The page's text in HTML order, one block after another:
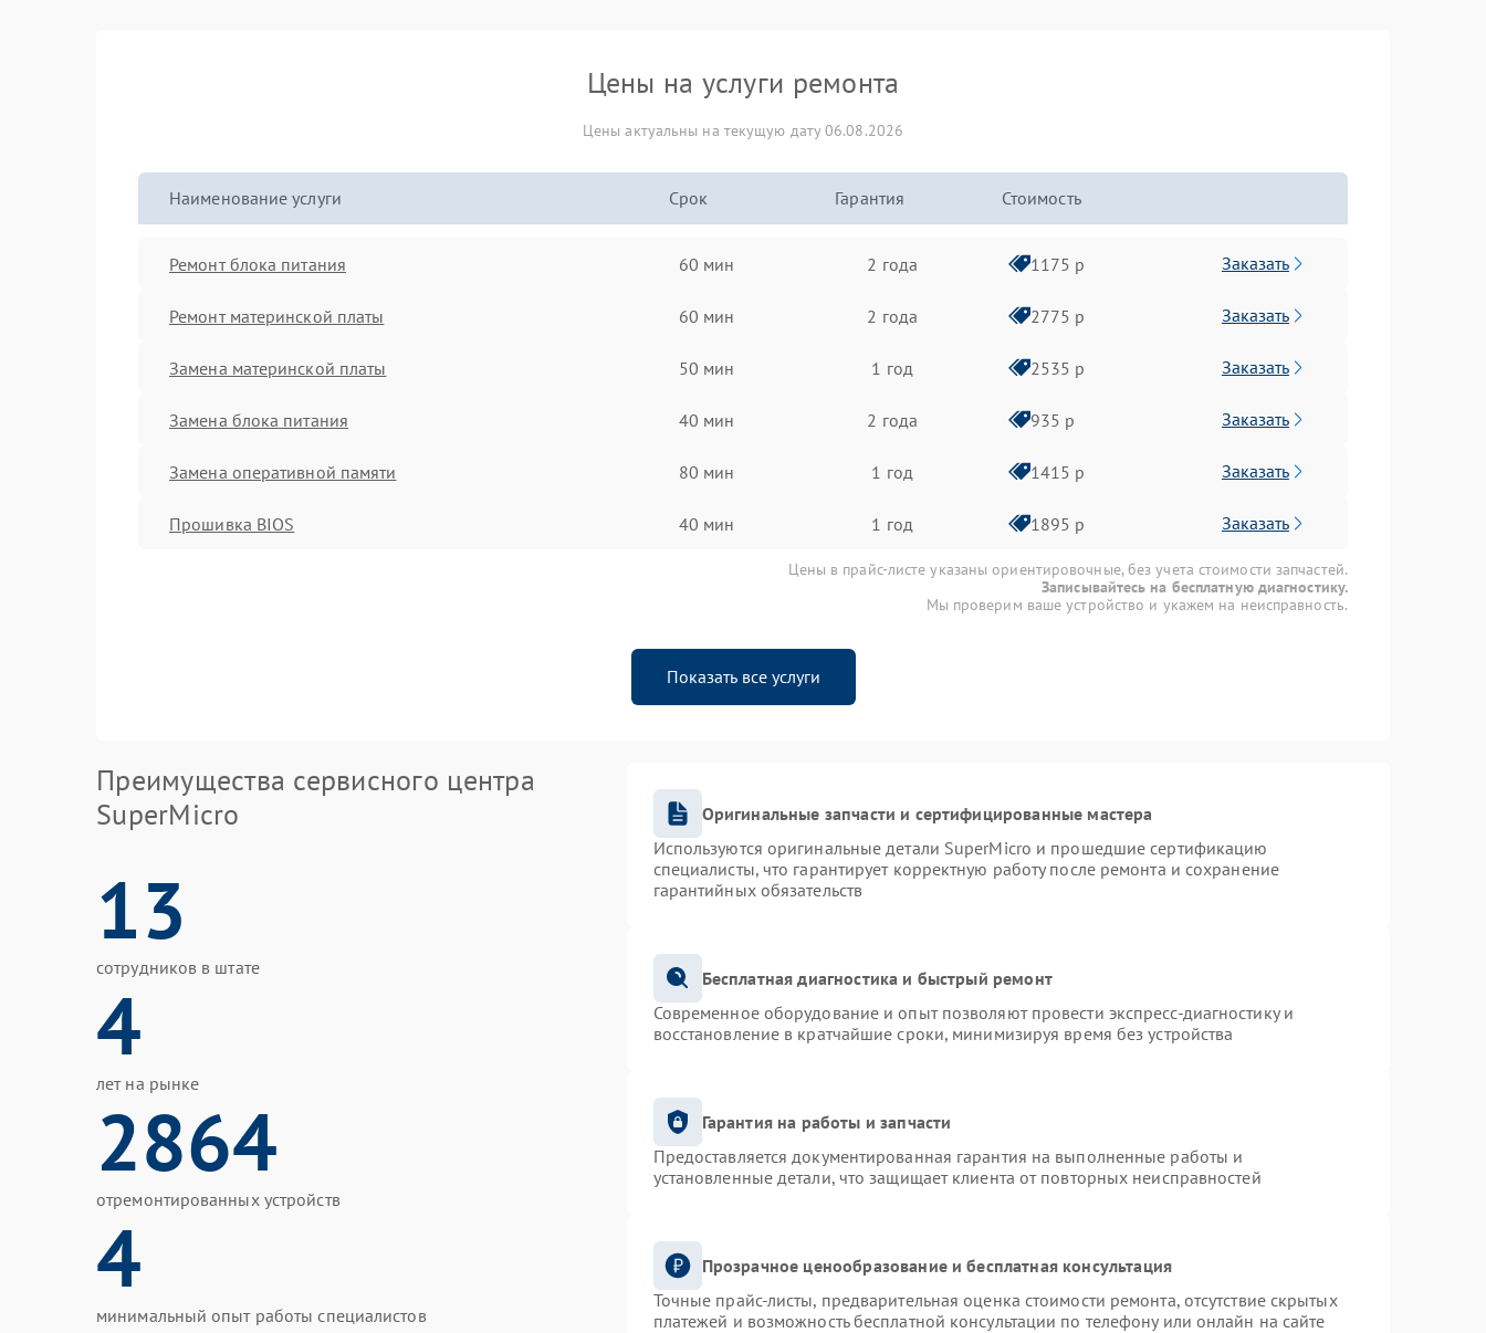
Цены на услуги ремонта
Цены актуальны на текущую дату 06.08.2026
Наименование услуги Срок Гарантия Стоимость
Ремонт блока питания 60 мин 2 года 1175 р Заказать
Ремонт материнской платы 60 мин 2 года 2775 р Заказать
Замена материнской платы 50 мин 1 год 2535 р Заказать
Замена блока питания 40 мин 2 года 935 р Заказать
Замена оперативной памяти 80 мин 1 год 1415 р Заказать
Прошивка BIOS 40 мин 1 год 1895 р Заказать
Цены в прайс-листе указаны ориентировочные, без учета стоимости запчастей.
Записывайтесь на бесплатную диагностику.
Мы проверим ваше устройство и укажем на неисправность.
Показать все услуги
Преимущества сервисного центра
SuperMicro
13
сотрудников в штате
4
лет на рынке
2864
отремонтированных устройств
4
минимальный опыт работы специалистов
Оригинальные запчасти и сертифицированные мастера
Используются оригинальные детали SuperMicro и прошедшие сертификацию
специалисты, что гарантирует корректную работу после ремонта и сохранение
гарантийных обязательств
Бесплатная диагностика и быстрый ремонт
Современное оборудование и опыт позволяют провести экспресс-диагностику и
восстановление в кратчайшие сроки, минимизируя время без устройства
Гарантия на работы и запчасти
Предоставляется документированная гарантия на выполненные работы и
установленные детали, что защищает клиента от повторных неисправностей
Прозрачное ценообразование и бесплатная консультация
Точные прайс-листы, предварительная оценка стоимости ремонта, отсутствие скрытых
платежей и возможность бесплатной консультации по телефону или онлайн на сайте